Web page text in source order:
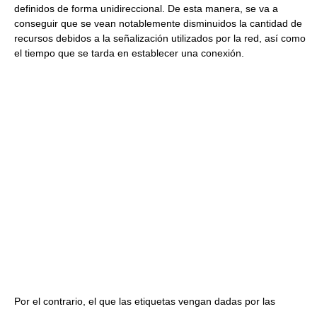
definidos de forma unidireccional. De esta manera, se va a
conseguir que se vean notablemente disminuidos la cantidad de
recursos debidos a la señalización utilizados por la red, así como
el tiempo que se tarda en establecer una conexión.
Por el contrario, el que las etiquetas vengan dadas por las